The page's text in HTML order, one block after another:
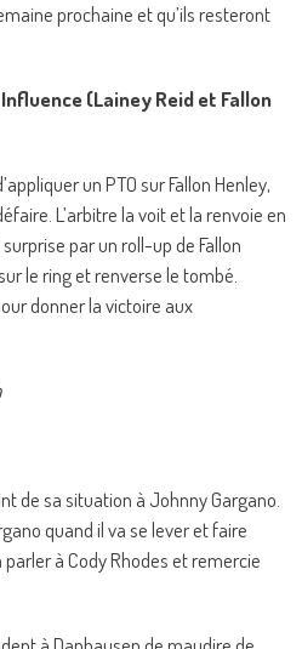
prochaine et qu’ils resteront
(Lainey Reid et Fallon
un PTO sur Fallon Henley,
L’arbitre la voit et la renvoie en
par un roll-up de Fallon
le ring et renverse le tombé.
donner la victoire aux
de sa situation à Johnny Gargano.
quand il va se lever et faire
parler à Cody Rhodes et remercie